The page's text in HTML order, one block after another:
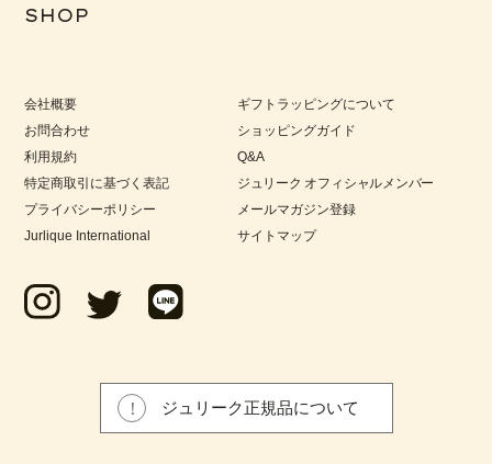
SHOP
会社概要
お問合わせ
利用規約
特定商取引に基づく表記
プライバシーポリシー
Jurlique International
ギフトラッピングについて
ショッピングガイド
Q&A
ジュリーク オフィシャルメンバー
メールマガジン登録
サイトマップ
ジュリーク正規品について